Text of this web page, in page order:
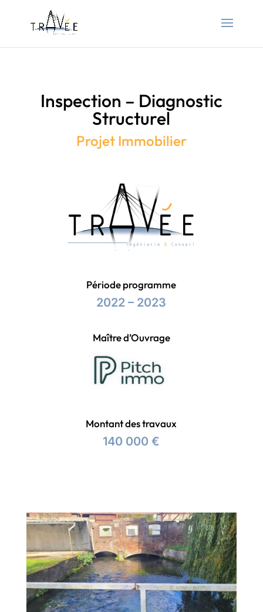
Inspection – Diagnostic
Structurel
Projet Immobilier
Période programme
2022 – 2023
Maître d’Ouvrage
Montant des travaux
140 000 €